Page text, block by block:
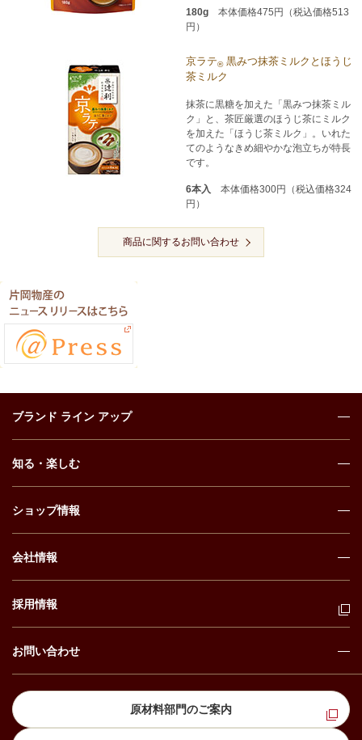
180g 本体価格475円（税込価格513
円）
京ラテ®黒みつ抹茶ミルクとほうじ
茶ミルク
抹茶に黒糖を加えた「黒みつ抹茶ミル
ク」と、茶匠厳選のほうじ茶にミルク
を加えた「ほうじ茶ミルク」。いれた
てのようなきめ細やかな泡立ちが特長
です。
6本入 本体価格300円（税込価格324
円）
商品に関するお問い合わせ
ブランド ライン アップ
知る・楽しむ
ショップ情報
会社情報
採用情報
お問い合わせ
原材料部門のご案内